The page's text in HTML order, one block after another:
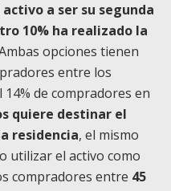
a ser su segunda
10% ha realizado la
opciones tienen
entre los
de compradores en
quiere destinar el
residencia, el mismo
utilizar el activo como
compradores entre 45